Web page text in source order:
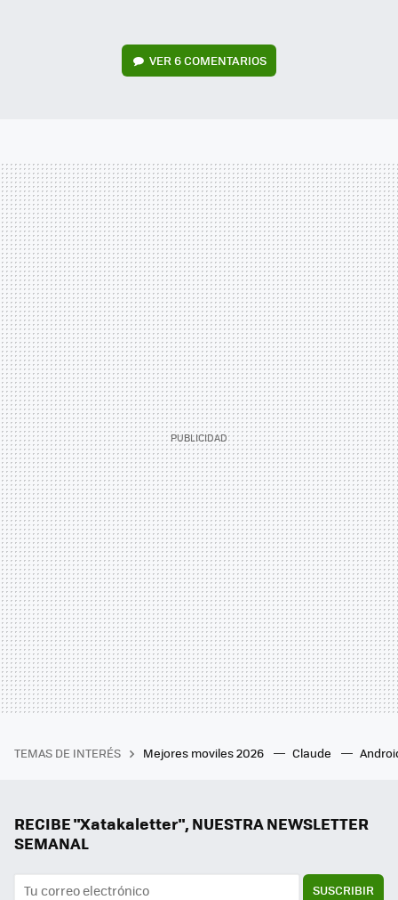
VER6 COMENTARIOS
TEMAS DE INTERÉS Mejores moviles 2026 Claude
RECIBE "Xatakaletter", NUESTRA NEWSLETTER
SEMANAL
SUSCRIBIR